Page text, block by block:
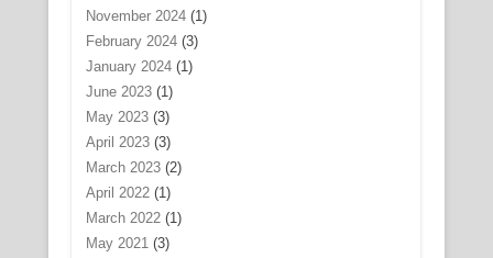
November 2024(1)
February 2024(3)
January 2024(1)
June 2023(1)
May 2023(3)
April 2023(3)
March 2023(2)
April 2022(1)
March 2022(1)
May 2021 (3)